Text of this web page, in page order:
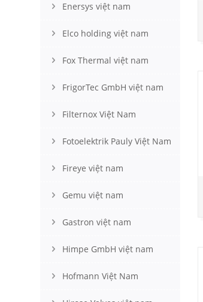
Enersys việt nam
Elco holding việt nam
Fox Thermal việt nam
FrigorTec GmbH việt nam
Filternox Việt Nam
Fotoelektrik Pauly Việt Nam
Fireye việt nam
Gemu việt nam
Gastron việt nam
Himpe GmbH việt nam
Hofmann Việt Nam